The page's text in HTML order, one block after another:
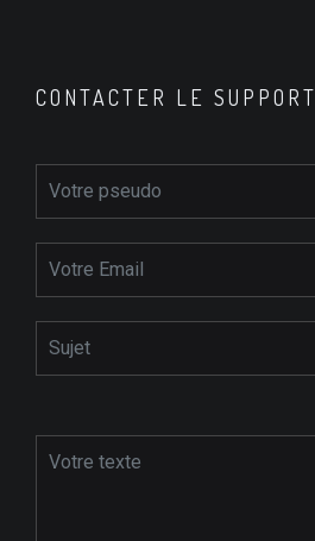
CONTACTER LE SUPPORT